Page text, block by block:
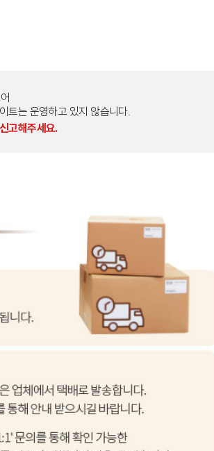
는 운영하고 있지 않습니다.
고해주세요.